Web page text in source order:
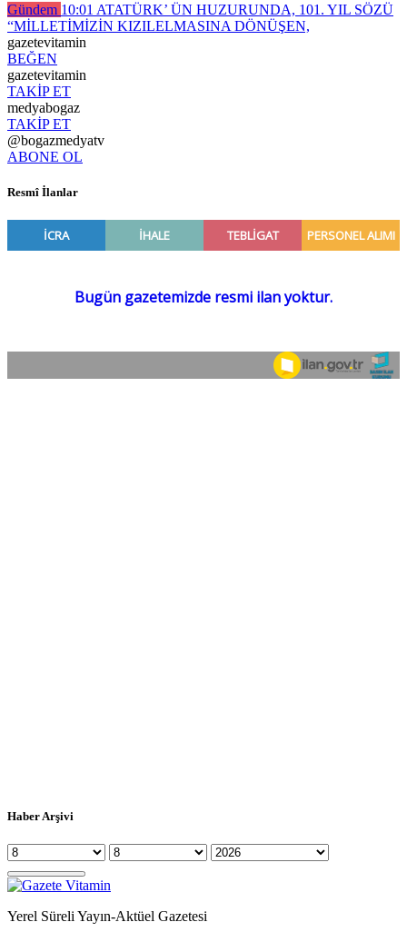
Gündem 10:01 ATATÜRK’ ÜN HUZURUNDA, 101. YIL SÖZÜ
“MİLLETİMİZİN KIZILELMASINA DÖNÜŞEN,
gazetevitamin
BEĞEN
gazetevitamin
TAKİP ET
medyabogaz
TAKİP ET
@bogazmedyatv
ABONE OL
Resmî İlanlar
Haber Arşivi
Yerel Süreli Yayın-Aktüel Gazetesi